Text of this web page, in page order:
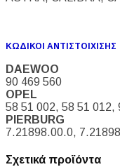
ΚΩΔΙΚΟΙ ΑΝΤΙΣΤΟΙΧΙΣΗΣ
DAEWOO
90 469 560
OPEL
58 51 002, 58 51 012,
PIERBURG
7.21898.00.0,
Σχετικά προϊόντα